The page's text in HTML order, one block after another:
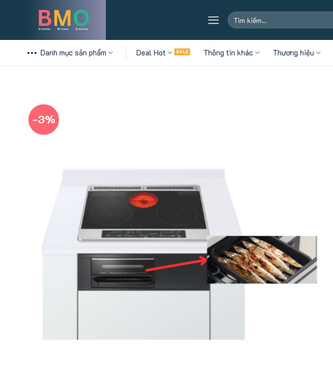
Tìm
kiếm:
Danh mục sản phẩm Deal Hot Thông tin khác Thương hiệu
-3%